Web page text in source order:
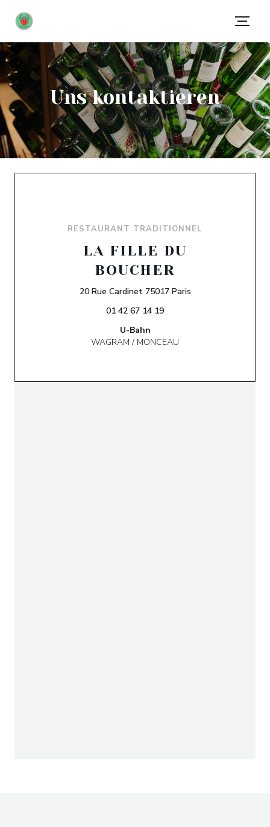
Uns kontaktieren
RESTAURANT TRADITIONNEL
LA FILLE DU
BOUCHER
20 Rue Cardinet 75017 Paris((öffnet ein neues
01 42 67 14 19
U-Bahn
WAGRAM / MONCEAU